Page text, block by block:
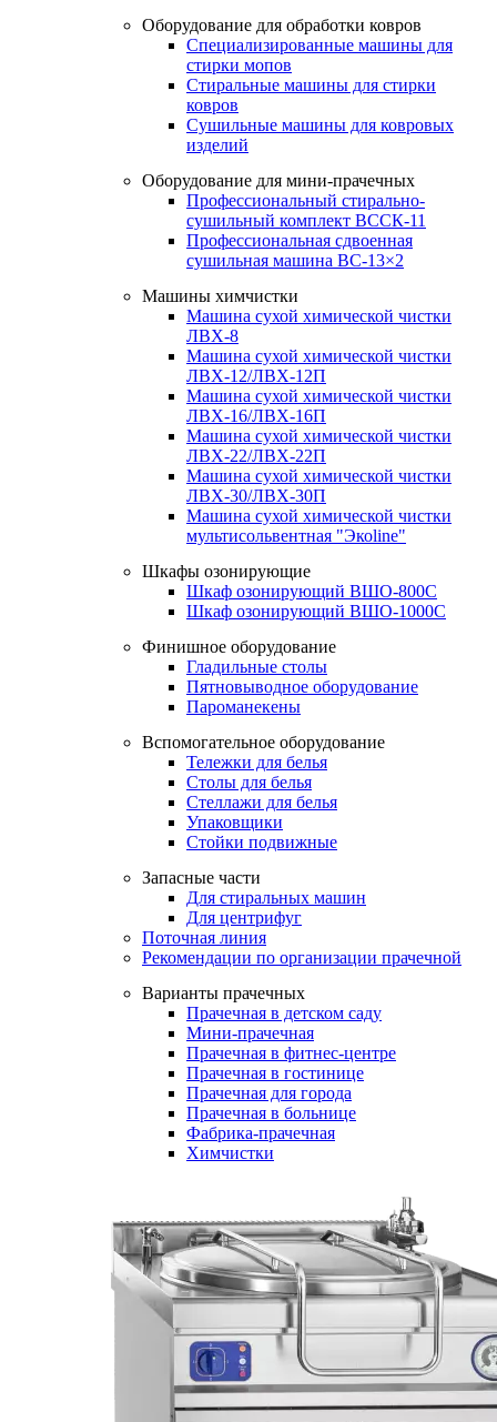
Оборудование для обработки ковров
Специализированные машины для
стирки мопов
Стиральные машины для стирки
ковров
Сушильные машины для ковровых
изделий
Оборудование для мини-прачечных
Профессиональный стирально-
сушильный комплект ВССК-11
Профессиональная сдвоенная
сушильная машина ВС-13×2
Машины химчистки
Машина сухой химической чистки
ЛВХ-8
Машина сухой химической чистки
ЛВХ-12/ЛВХ-12П
Машина сухой химической чистки
ЛВХ-16/ЛВХ-16П
Машина сухой химической чистки
ЛВХ-22/ЛВХ-22П
Машина сухой химической чистки
ЛВХ-30/ЛВХ-30П
Машина сухой химической чистки
мультисольвентная "Экоline"
Шкафы озонирующие
Шкаф озонирующий ВШО-800С
Шкаф озонирующий ВШО-1000С
Финишное оборудование
Гладильные столы
Пятновыводное оборудование
Пароманекены
Вспомогательное оборудование
Тележки для белья
Столы для белья
Стеллажи для белья
Упаковщики
Стойки подвижные
Запасные части
Для стиральных машин
Для центрифуг
Поточная линия
Рекомендации по организации прачечной
Варианты прачечных
Прачечная в детском саду
Мини-прачечная
Прачечная в фитнес-центре
Прачечная в гостинице
Прачечная для города
Прачечная в больнице
Фабрика-прачечная
Химчистки